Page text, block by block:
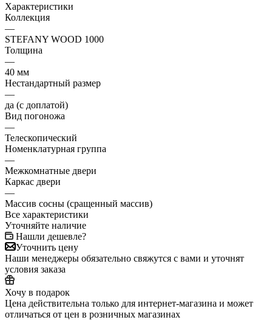
Характеристики
Коллекция
—
STEFANY WOOD 1000
Толщина
—
40 мм
Нестандартный размер
—
да (с доплатой)
Вид погоножа
—
Телескопический
Номенклатурная группа
—
Межкомнатные двери
Каркас двери
—
Массив сосны (сращенный массив)
Все характеристики
Уточняйте наличие
Нашли дешевле?
Уточнить цену
Наши менеджеры обязательно свяжутся с вами и уточнят
условия заказа
Хочу в подарок
Цена действительна только для интернет-магазина и может
отличаться от цен в розничных магазинах